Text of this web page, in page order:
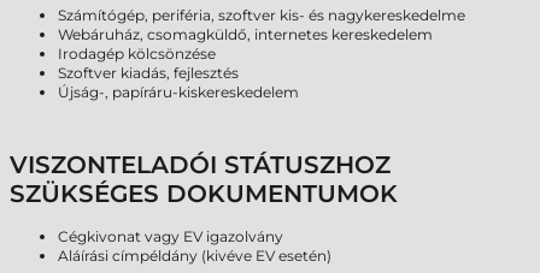
Számítógép, periféria, szoftver kis- és nagykereskedelme
Webáruház, csomagküldő, internetes kereskedelem
Irodagép kölcsönzése
Szoftver kiadás, fejlesztés
Újság-, papíráru-kiskereskedelem
VISZONTELADÓI STÁTUSZHOZ
SZÜKSÉGES DOKUMENTUMOK
Cégkivonat vagy EV igazolvány
Aláírási címpéldány (kivéve EV esetén)